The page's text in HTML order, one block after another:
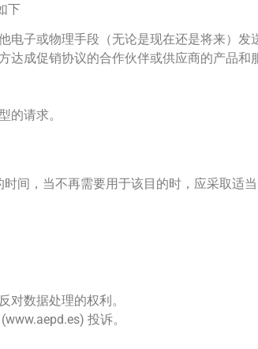
下
电子或物理手段（无论是现在还是将来）
达成促销协议的合作伙伴或供应商的产品
的请求。
间，当不再需要用于该目的时，应采取适
对数据处理的权利。
投诉。